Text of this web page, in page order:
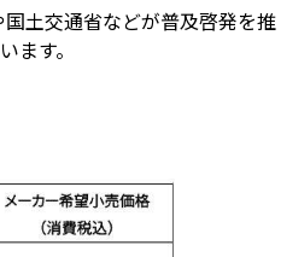
土交通省などが普及啓発を推
ます。